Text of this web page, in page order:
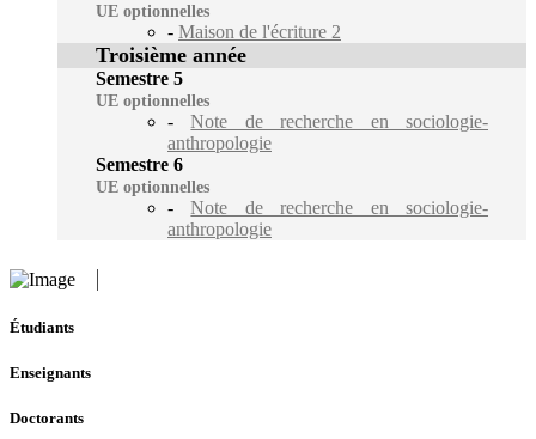
UE optionnelles
- Maison de l'écriture 2
Troisième année
Semestre 5
UE optionnelles
-Note de recherche en sociologie-
anthropologie
Semestre 6
UE optionnelles
-Note de recherche en sociologie-
anthropologie
Étudiants
Enseignants
Doctorants